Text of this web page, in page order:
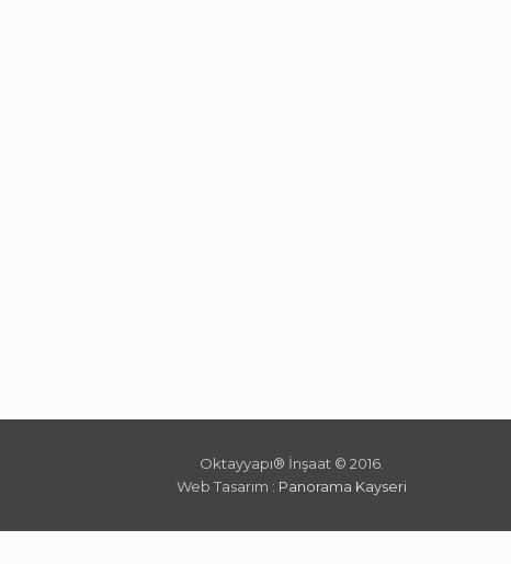
Oktayyapı® İnşaat © 2016.
Web Tasarım : Panorama Kayseri